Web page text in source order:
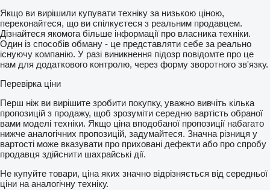
Якщо ви вирішили купувати техніку за низькою ціною,
переконайтеся, що ви спілкуєтеся з реальним продавцем.
Дізнайтеся якомога більше інформації про власника техніки.
Один із способів обману - це представляти себе за реально
існуючу компанію. У разі виникнення підозр повідомте про це
нам для додаткового контролю, через форму зворотного зв'язку.
Перевірка ціни
Перш ніж ви вирішите зробити покупку, уважно вивчіть кілька
пропозицій з продажу, щоб зрозуміти середню вартість обраної
вами моделі техніки. Якщо ціна вподобаної пропозиції набагато
нижче аналогічних пропозицій, задумайтеся. Значна різниця у
вартості може вказувати про приховані дефекти або про спробу
продавця здійснити шахрайські дії.
Не купуйте товари, ціна яких значно відрізняється від середньої
ціни на аналогічну техніку.